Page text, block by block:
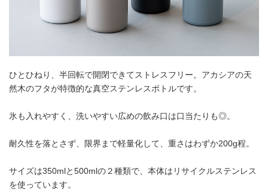
ひとひねり、半回転で開閉できてストレスフリー。アカシアの天
然木のフタが特徴的な真空ステンレスボトルです。
氷も入れやすく、洗いやすい広めの飲み口は口当たりも◎。
耐久性を落とさず、限界まで軽量化して、重さはわずか200g程。
サイズは350mlと500mlの２種類で、本体はリサイクルステンレス
を使っています。